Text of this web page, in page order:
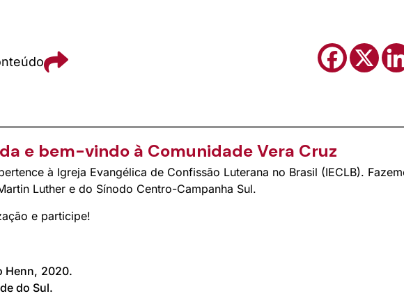
e bem-vindo à Comunidade Vera Cruz
à Igreja Evangélica de Confissão Luterana no Brasil (IECLB).
Luther e do Sínodo Centro-Campanha Sul.
e participe!
Henn, 2020.
do Sul.